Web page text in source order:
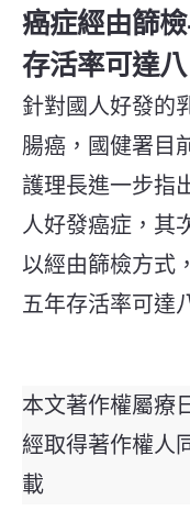
癌症經由篩
存活率可達
針對國人好發的
腸癌，國健署目
護理長進一步指
人好發癌症，其
以經由篩檢方式
五年存活率可達
本文著作權屬療
經取得著作權人
載